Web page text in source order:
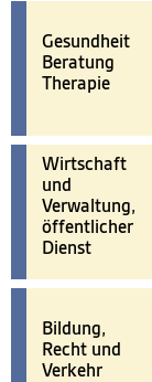
Gesundheit
Beratung
Therapie
Wirtschaft
und
Verwaltung,
öffentlicher
Dienst
Bildung,
Recht und
Verkehr